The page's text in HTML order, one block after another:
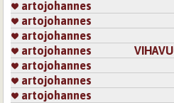
artojohannes
artojohannes
artojohannes
artojohannes
artojohannes
artojohannes
artojohannes